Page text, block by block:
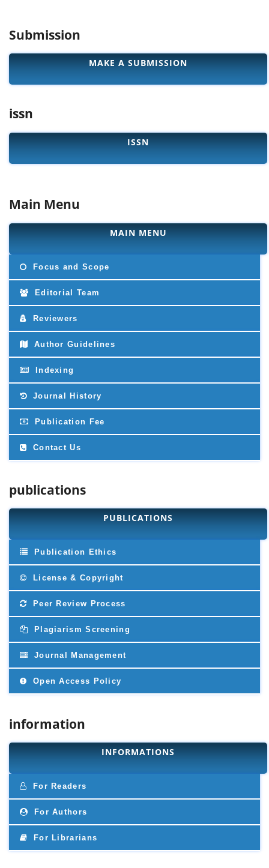
Submission
MAKE A SUBMISSION
issn
ISSN
Main Menu
MAIN MENU
Focus and Scope
Editorial Team
Reviewers
Author Guidelines
Indexing
Journal History
Publication Fee
Contact Us
publications
PUBLICATIONS
Publication Ethics
License & Copyright
Peer Review Process
Plagiarism Screening
Journal Management
Open Access Policy
information
INFORMATIONS
For Readers
For Authors
For Librarians